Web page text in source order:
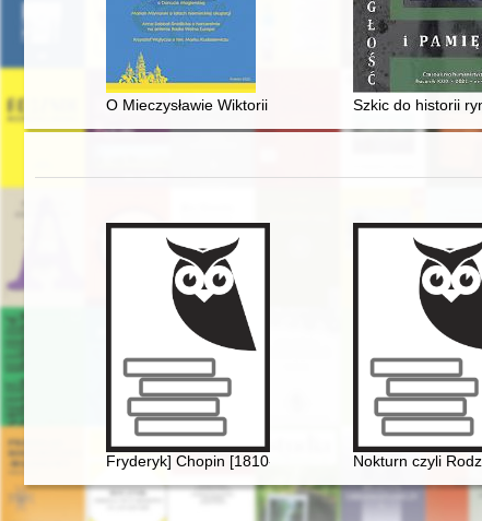
O Mieczysławie Wiktorii Miterze-Dobrowolskiej
Szkic do historii
Fryderyk] Chopin [1810-1849] Nokturn czyli